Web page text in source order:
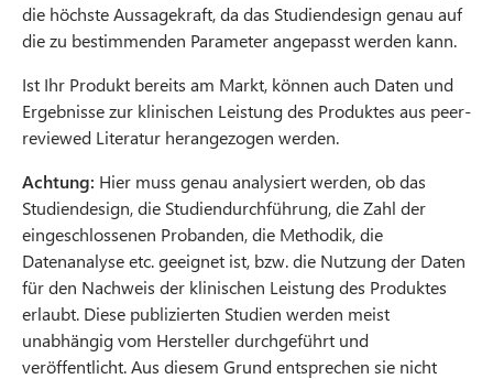
die höchste Aussagekraft, da das Studiendesign genau auf
die zu bestimmenden Parameter angepasst werden kann.
Ist Ihr Produkt bereits am Markt, können auch Daten und
Ergebnisse zur klinischen Leistung des Produktes aus peer-
reviewed Literatur herangezogen werden.
Achtung: Hier muss genau analysiert werden, ob das
Studiendesign, die Studiendurchführung, die Zahl der
eingeschlossenen Probanden, die Methodik, die
Datenanalyse etc. geeignet ist, bzw. die Nutzung der Daten
für den Nachweis der klinischen Leistung des Produktes
erlaubt. Diese publizierten Studien werden meist
unabhängig vom Hersteller durchgeführt und
veröffentlicht. Aus diesem Grund entsprechen sie nicht